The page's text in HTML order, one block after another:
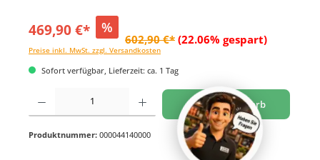
469,90 €* %
602,90 €* (22.06% gespart)
Preise inkl. MwSt. zzgl. Versandkosten
Sofort verfügbar, Lieferzeit: ca. 1 Tag
Produkt Anzahl: Gib den gewünschten Wert ein oder benutze die Schaltflächen um
In den Warenkorb
Produktnummer: 000044140000